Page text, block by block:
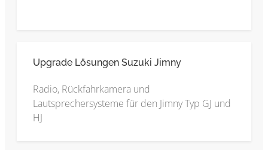
Upgrade Lösungen Suzuki Jimny
Radio, Rückfahrkamera und
Lautsprechersysteme für den Jimny Typ GJ und
HJ